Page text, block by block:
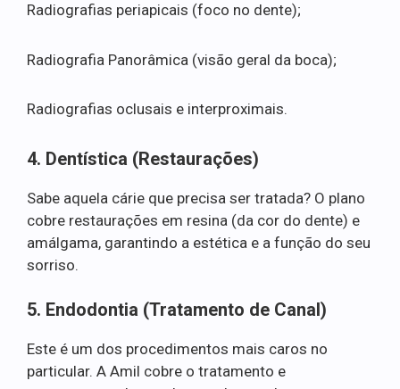
Radiografias periapicais (foco no dente);
Radiografia Panorâmica (visão geral da boca);
Radiografias oclusais e interproximais.
4. Dentística (Restaurações)
Sabe aquela cárie que precisa ser tratada? O plano
cobre restaurações em resina (da cor do dente) e
amálgama, garantindo a estética e a função do seu
sorriso.
5. Endodontia (Tratamento de Canal)
Este é um dos procedimentos mais caros no
particular. A Amil cobre o tratamento e